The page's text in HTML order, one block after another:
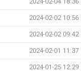
2024-02-04 18:36
2024-02-02 10:56
2024-02-02 09:42
2024-02-01 11:37
2024-01-25 12:29